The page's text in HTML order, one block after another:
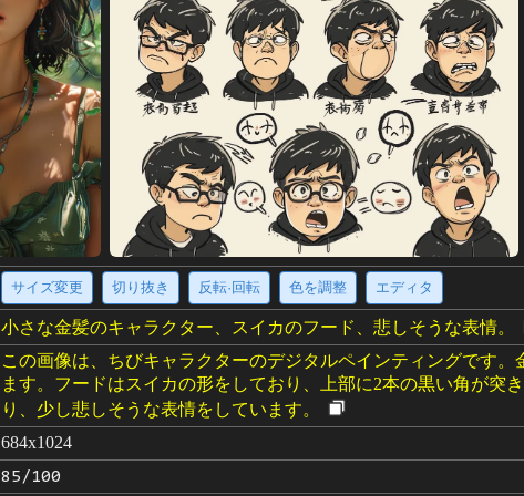
サイズ変更 切り抜き 反転·回転 色を調整 エディタ
小さな金髪のキャラクター、スイカのフード、悲しそうな表情。
この画像は、ちびキャラクターのデジタルペインティングです
ます。フードはスイカの形をしており、上部に2本の黒い角が突
り、少し悲しそうな表情をしています。
684x1024
85/100